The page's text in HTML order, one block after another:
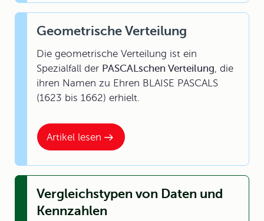
Artikel lesen
Geometrische Verteilung
Die geometrische Verteilung ist ein
Spezialfall der PASCALschen Verteilung, die
ihren Namen zu Ehren BLAISE PASCALS
(1623 bis 1662) erhielt.
Vergleichstypen von Daten und
Kennzahlen